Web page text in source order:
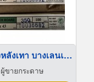
กล่องแป้งหลังเทา บางเลนเกรดA(BL-Aหลังเทา)
ผู้ขายกระดาษ